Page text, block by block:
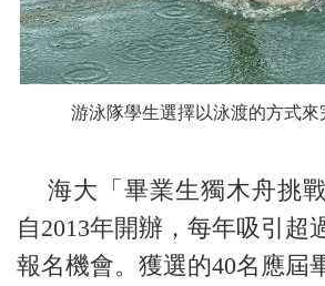
游泳隊學生選擇以泳渡的方式來
海大「畢業生獨木舟挑
自2013年開辦，每年吸引超
報名機會。獲選的40名應屆